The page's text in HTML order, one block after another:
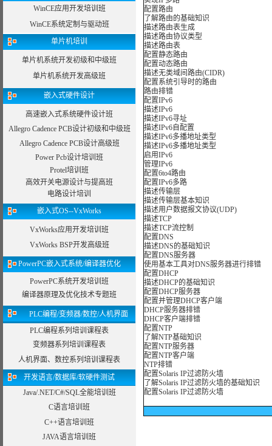
WinCE应用开发培训班
WinCE系统定制与驱动班
单片机培训
单片机系统开发初级和中级班
单片机系统开发高级班
嵌入式硬件设计
高速嵌入式系统硬件设计班
Allegro Cadence PCB设计初级和中级班
Allegro Cadence PCB设计高级班
Power Pcb设计培训班
Protel培训班
高效开关电源设计与提高班
电路设计培训
嵌入式OS--VxWorks
VxWorks应用开发培训班
VxWorks BSP开发高级班
PowerPC嵌入式系统/编译器优化
PowerPC系统开发培训班
编译器原理及优化技术专题班
PLC编程/变频器/数控/人机界面
PLC编程系列培训课程表
变频器系列培训课程表
人机界面、数控系列培训课程表
开发语言/数据库/软硬件测试
Java/.NET/C#/SQL全能培训班
C语言培训班
C++语言培训班
JAVA语言培训班
配置路由
了解路由的基础知识
描述路由表生成
描述路由协议类型
描述路由表
配置静态路由
配置动态路由
描述无类域间路由(CIDR)
配置系统引导时的路由
路由排错
配置IPv6
描述IPv6
描述IPv6寻址
描述IPv6自配置
描述IPv6多播地址类型
描述IPv6多播地址类型
启用IPv6
管理IPv6
配置6to4路由
配置IPv6多路
描述传输层
描述传输层基本知识
描述用户数据报文协议(UDP)
描述TCP
描述TCP流控制
配置DNS
描述DNS的基础知识
配置DNS服务器
使用基本工具对DNS服务器进行排错
配置DHCP
描述DHCP的基础知识
配置DHCP服务器
配置并管理DHCP客户端
DHCP服务器排错
DHCP客户端排错
配置NTP
了解NTP基础知识
配置NTP服务器
配置NTP客户端
NTP排错
配置Solaris IP过滤防火墙
了解Solaris IP过滤防火墙的基础知识
配置Solaris IP过滤防火墙